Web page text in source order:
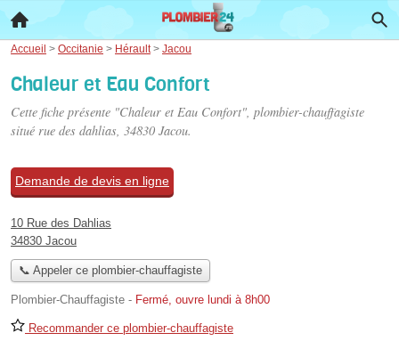
Accueil > Occitanie > Hérault > Jacou
Chaleur et Eau Confort
Cette fiche présente "Chaleur et Eau Confort", plombier-chauffagiste
situé rue des dahlias, 34830 Jacou.
Demande de devis en ligne
10 Rue des Dahlias
34830 Jacou
📞 Appeler ce plombier-chauffagiste
Plombier-Chauffagiste - Fermé, ouvre lundi à 8h00
Recommander ce plombier-chauffagiste